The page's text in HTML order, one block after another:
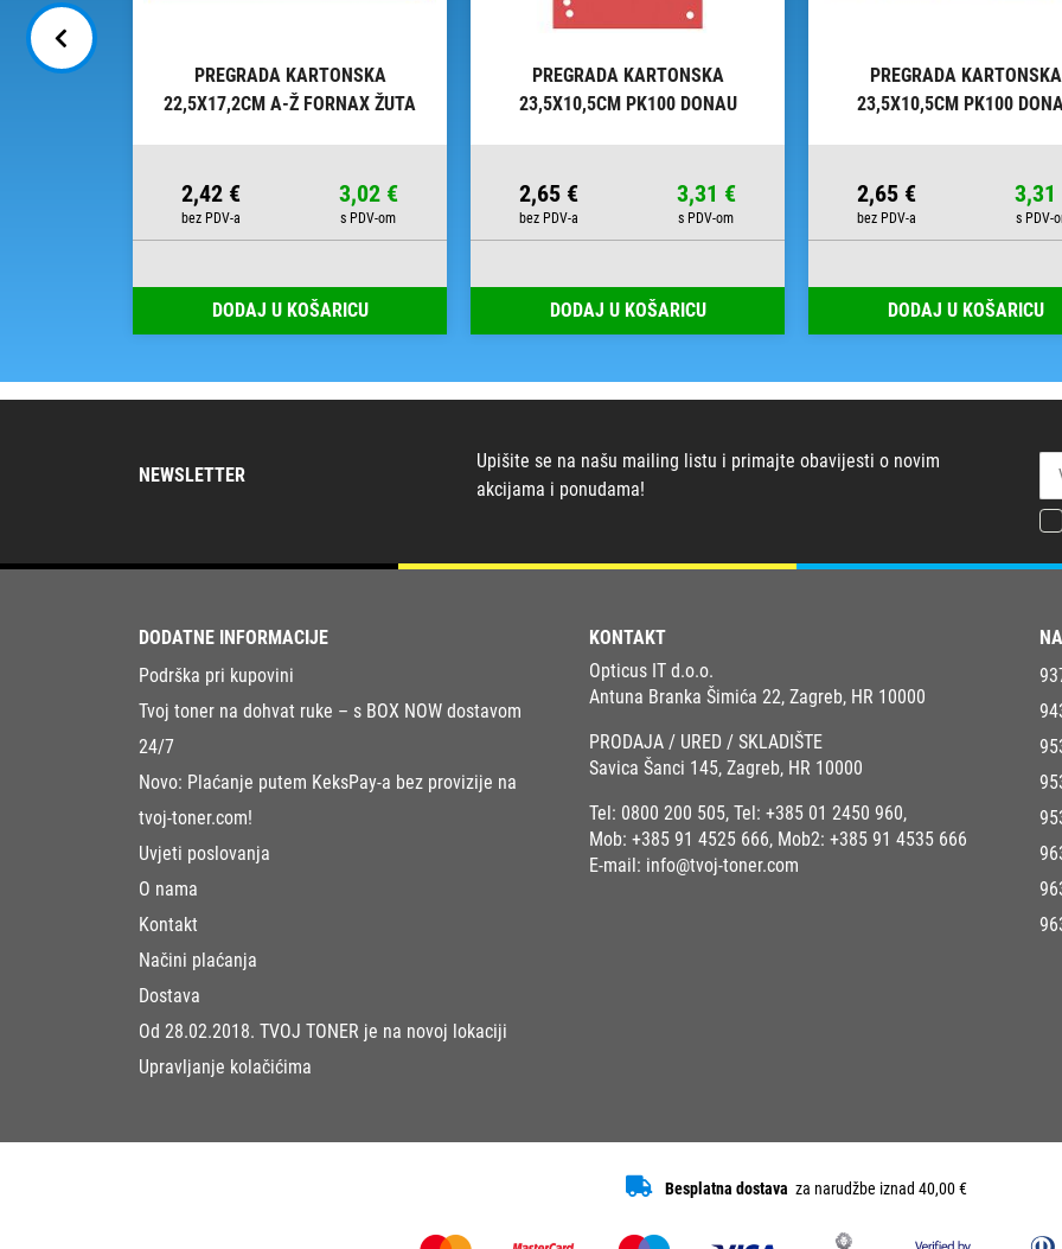
PREGRADA KARTONSKA
22,5X17,2CM A-Ž FORNAX ŽUTA
2,42 € 3,02 €
DODAJ U KOŠARICU
PREGRADA KARTONSKA
23,5X10,5CM PK100 DONAU
2,65 € 3,31 €
DODAJ U KOŠARICU
PREGRADA KARTONSKA
23,5X10,5CM PK100
2,65 € 3,31
DODAJ U KOŠARICU
NEWSLETTER
Upišite se na našu mailing listu i primajte obavijesti o novim
akcijama i ponudama!
DODATNE INFORMACIJE
Podrška pri kupovini
Tvoj toner na dohvat ruke – s BOX NOW dostavom
24/7
Novo: Plaćanje putem KeksPay-a bez provizije na
tvoj-toner.com!
Uvjeti poslovanja
O nama
Kontakt
Načini plaćanja
Dostava
Od 28.02.2018. TVOJ TONER je na novoj lokaciji
Upravljanje kolačićima
KONTAKT
Opticus IT d.o.o.
Antuna Branka Šimića 22, Zagreb, HR 10000
PRODAJA / URED / SKLADIŠTE
Savica Šanci 145, Zagreb, HR 10000
Tel: 0800 200 505, Tel: +385 01 2450 960,
Mob: +385 91 4525 666, Mob2: +385 91 4535 666
E-mail: info@tvoj-toner.com
Besplatna dostava za narudžbe iznad 40,00 €